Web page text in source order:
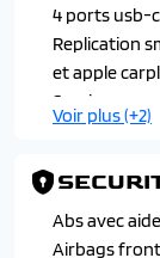
Console
Eclairage
Hayon
Lumiere
Palettes de
Pare-soleil
de courtoisie
4 ports usb-c
Replication
et apple
Services
Son arkamys
navigation
Voir plus (+2)
Abs avec
Airbags